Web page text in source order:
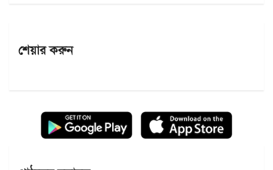
শেয়ার করুন